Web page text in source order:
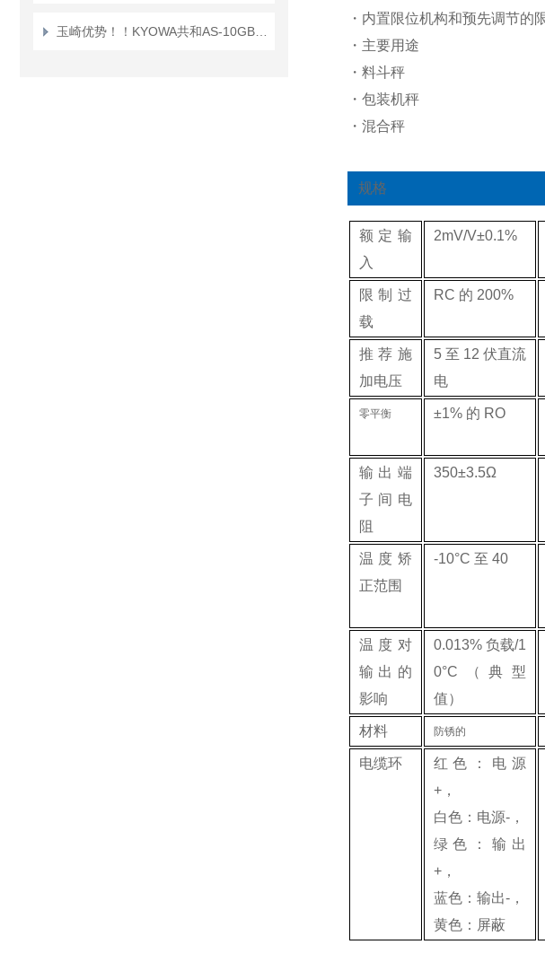
・内置限位机构和预先调节的
・主要用途
・料斗秤
・包装机秤
・混合秤
规格
额定输
入
2mV/V±0.1%
限制过
载
RC 的 200%
推荐施
加电压
5 至 12 伏直流
电
零平衡 ±1% 的 RO
输出端
子间电
阻
350±3.5Ω
温度矫
正范围
-10°C 至 40
温度对
输出的
影响
0.013% 负载/1
0°C（典型
值）
材料 防锈的
电缆环
红色：电源
+，
白色：电源-，
绿色：输出
+，
蓝色：输出-，
黄色：屏蔽